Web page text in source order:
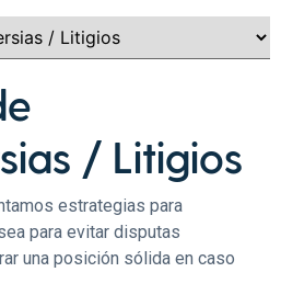
/ Litigios
estrategias para
para evitar disputas
una posición sólida en caso